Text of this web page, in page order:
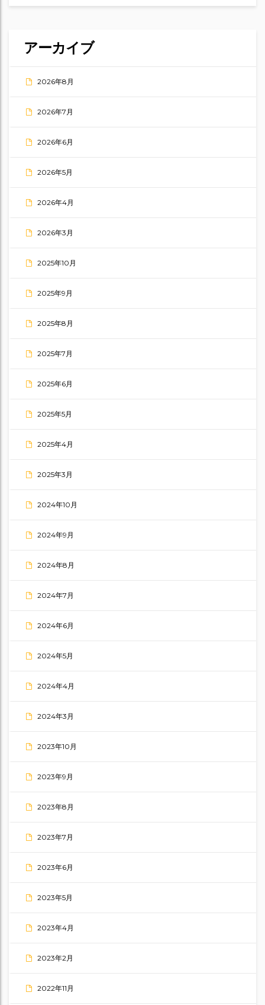
アーカイブ
2026年8月
2026年7月
2026年6月
2026年5月
2026年4月
2026年3月
2025年10月
2025年9月
2025年8月
2025年7月
2025年6月
2025年5月
2025年4月
2025年3月
2024年10月
2024年9月
2024年8月
2024年7月
2024年6月
2024年5月
2024年4月
2024年3月
2023年10月
2023年9月
2023年8月
2023年7月
2023年6月
2023年5月
2023年4月
2023年2月
2022年11月